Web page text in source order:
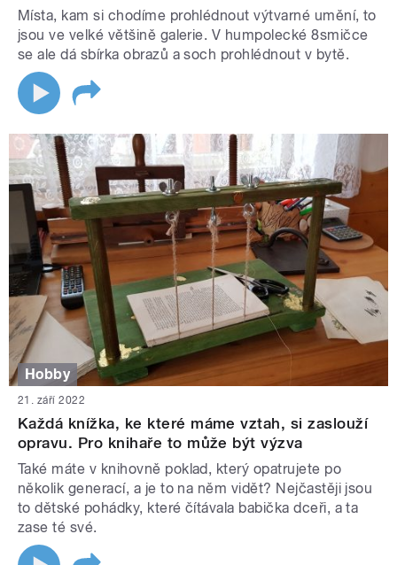
Místa, kam si chodíme prohlédnout výtvarné umění, to
jsou ve velké většině galerie. V humpolecké 8smičce
se ale dá sbírka obrazů a soch prohlédnout v bytě.
Hobby
21. září 2022
Každá knížka, ke které máme vztah, si zaslouží
opravu. Pro knihaře to může být výzva
Také máte v knihovně poklad, který opatrujete po
několik generací, a je to na něm vidět? Nejčastěji jsou
to dětské pohádky, které čítávala babička dceři, a ta
zase té své.